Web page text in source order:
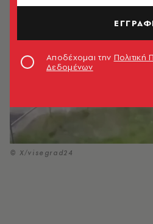
© Χ/visegrad24
Αποδέχομαι την
Δεδομένων